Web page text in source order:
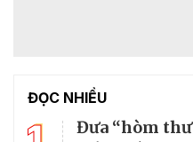
ĐỌC NHIỀU
Đưa “hòm